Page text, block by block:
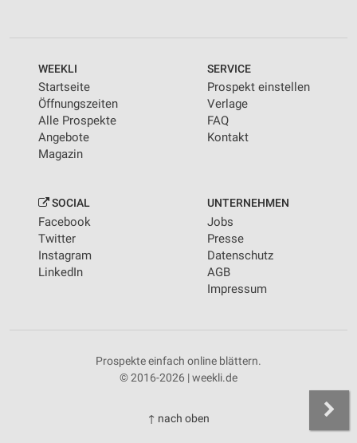
WEEKLI
Startseite
Öffnungszeiten
Alle Prospekte
Angebote
Magazin
SERVICE
Prospekt einstellen
Verlage
FAQ
Kontakt
SOCIAL
Facebook
Twitter
Instagram
LinkedIn
UNTERNEHMEN
Jobs
Presse
Datenschutz
AGB
Impressum
Prospekte einfach online blättern.
© 2016-2026 | weekli.de
↑ nach oben